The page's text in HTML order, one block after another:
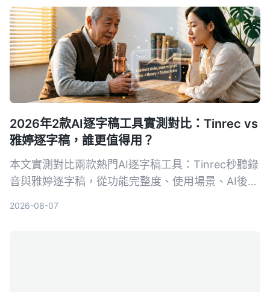
記錄幫手。
2026年2款AI逐字稿工具實測對比：Tinrec vs
雅婷逐字稿，誰更值得用？
本文實測對比兩款熱門AI逐字稿工具：Tinrec秒聽錄
音與雅婷逐字稿，從功能完整度、使用場景、AI後處
2026-08-07